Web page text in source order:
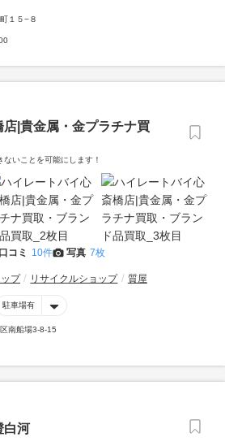
１５−８
|貴金属・金プラチナ買
いことを可能にします！
口コミ 10件 写真 7枚
プ リサイクルショップ 質屋
駐車場有
南船場3-8-15
白河